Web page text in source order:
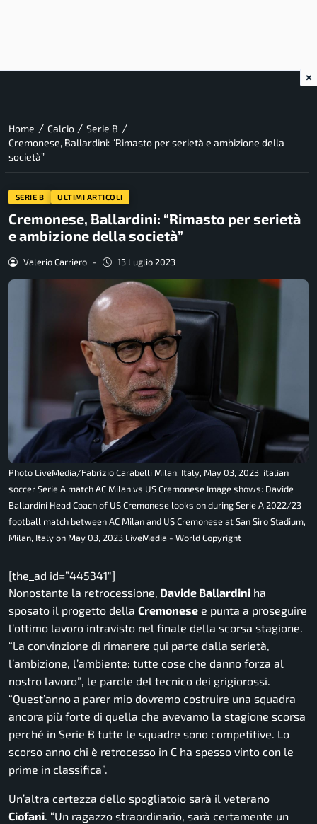
Home / Calcio / Serie B /
Cremonese, Ballardini: “Rimasto per serietà e ambizione della
società”
SERIE B ULTIMI ARTICOLI
Cremonese, Ballardini: “Rimasto per serietà
e ambizione della società”
Valerio Carriero - 13 Luglio 2023
Photo LiveMedia/Fabrizio Carabelli Milan, Italy, May 03, 2023, italian
soccer Serie A match AC Milan vs US Cremonese Image shows: Davide
Ballardini Head Coach of US Cremonese looks on during Serie A 2022/23
football match between AC Milan and US Cremonese at San Siro Stadium,
Milan, Italy on May 03, 2023 LiveMedia - World Copyright
[the_ad id=”445341″]
Nonostante la retrocessione, Davide Ballardini ha
sposato il progetto della Cremonese e punta a proseguire
l’ottimo lavoro intravisto nel finale della scorsa stagione.
“La convinzione di rimanere qui parte dalla serietà,
l’ambizione, l’ambiente: tutte cose che danno forza al
nostro lavoro”, le parole del tecnico dei grigiorossi.
“Quest’anno a parer mio dovremo costruire una squadra
ancora più forte di quella che avevamo la stagione scorsa
perché in Serie B tutte le squadre sono competitive. Lo
scorso anno chi è retrocesso in C ha spesso vinto con le
prime in classifica”.
Un’altra certezza dello spogliatoio sarà il veterano
Ciofani. “Un ragazzo straordinario, sarà certamente un
×